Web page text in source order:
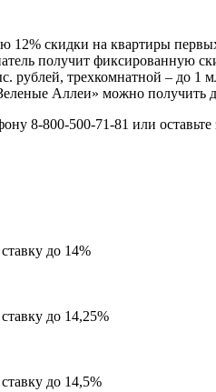
скидки на квартиры
получит фиксированную
рублей, трехкомнатной – до
Аллеи» можно получить
8-800-500-71-81 или оставьте
до 14%
до 14,25%
до 14,5%